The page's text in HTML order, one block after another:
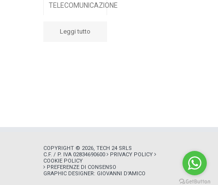
TELECOMUNICAZIONE
Leggi tutto
COPYRIGHT © 2026, TECH 24 SRLS
C.F. / P. IVA 02834690600
PRIVACY POLICY
COOKIE POLICY
PREFERENZE DI CONSENSO
GRAPHIC DESIGNER: GIOVANNI D'AMICO